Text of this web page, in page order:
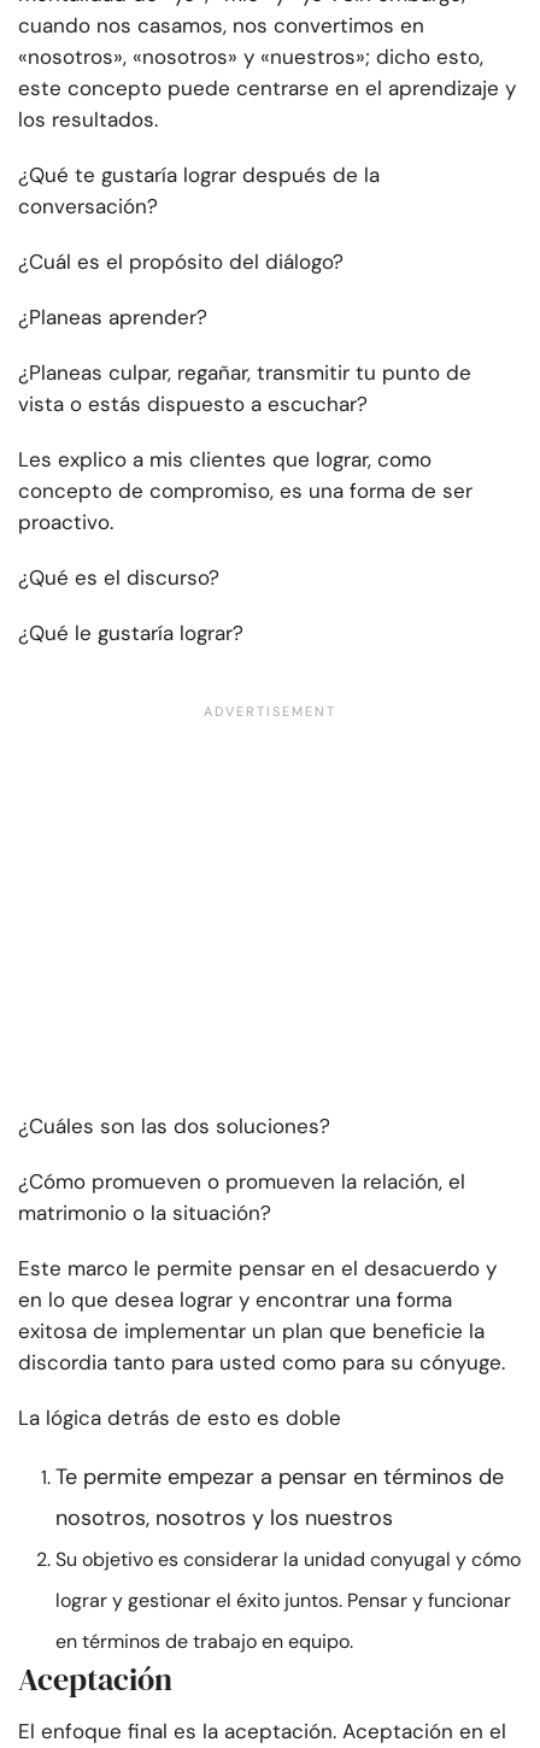
cuando nos casamos, nos convertimos en
«nosotros», «nosotros» y «nuestros»; dicho esto,
este concepto puede centrarse en el aprendizaje y
los resultados.
¿Qué te gustaría lograr después de la
conversación?
¿Cuál es el propósito del diálogo?
¿Planeas aprender?
¿Planeas culpar, regañar, transmitir tu punto de
vista o estás dispuesto a escuchar?
Les explico a mis clientes que lograr, como
concepto de compromiso, es una forma de ser
proactivo.
¿Qué es el discurso?
¿Qué le gustaría lograr?
¿Cuáles son las dos soluciones?
¿Cómo promueven o promueven la relación, el
matrimonio o la situación?
Este marco le permite pensar en el desacuerdo y
en lo que desea lograr y encontrar una forma
exitosa de implementar un plan que beneficie la
discordia tanto para usted como para su cónyuge.
La lógica detrás de esto es doble
Te permite empezar a pensar en términos de
nosotros, nosotros y los nuestros
Su objetivo es considerar la unidad conyugal y cómo
lograr y gestionar el éxito juntos. Pensar y funcionar
en términos de trabajo en equipo.
Aceptación
El enfoque final es la aceptación. Aceptación en el